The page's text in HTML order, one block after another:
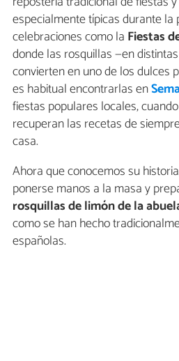
especialmente típicas durante la
celebraciones como la Fiestas
donde las rosquillas —en
convierten en uno de los dulces
es habitual encontrarlas en
fiestas populares locales,
recuperan las recetas de
casa.
Ahora que conocemos su
ponerse manos a la masa y
rosquillas de limón de la
como se han hecho
españolas.